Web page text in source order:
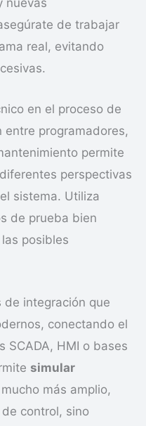
de trabajar
real, evitando
en el proceso de
entre programadores,
permite
perspectivas
sistema. Utiliza
de prueba bien
posibles
de integración que
conectando el
SCADA, HMI o bases
simular
más amplio,
control, sino